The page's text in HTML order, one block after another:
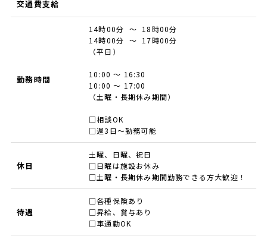
交通費支給
勤務時間
14時00分 ～ 18時00分
14時00分 ～ 17時00分
（平日）
10:00 ～ 16:30
10:00 ～ 17:00
（土曜・長期休み期間）
□相談OK
□週3日～勤務可能
休日
土曜、日曜、祝日
□日曜は施設お休み
□土曜・長期休み期間勤務できる方大歓迎！
待遇
□各種保険あり
□昇給、賞与あり
□車通勤OK